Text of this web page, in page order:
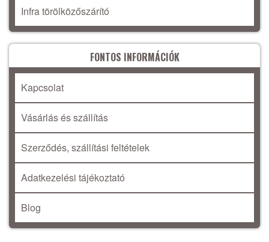
Infra törölközőszárító
FONTOS INFORMÁCIÓK
Kapcsolat
Vásárlás és szállítás
Szerződés, szállítási feltételek
Adatkezelési tájékoztató
Blog